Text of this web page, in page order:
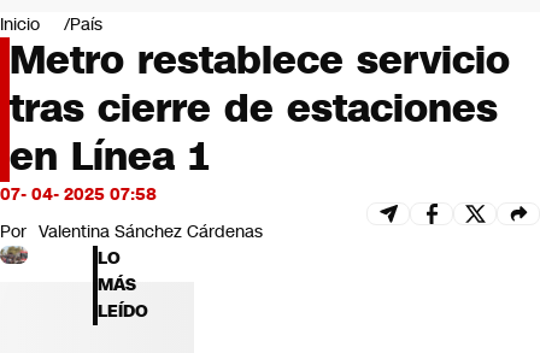
Negocios
Deportes
Programas completos
Cultura
Servicios
Bits
CNN tiempo
Futuro 360
Opinión
Inicio País
Metro restablece servicio
tras cierre de estaciones
en Línea 1
07- 04- 2025 07:58
Por Valentina Sánchez Cárdenas
LO
MÁS
LEÍDO